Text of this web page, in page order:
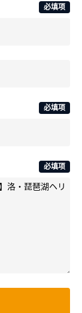
必填项
必填项
必填项